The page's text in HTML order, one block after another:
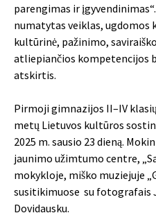
parengimas ir
numatytas veiklas, ugdomos
kultūrinė, pažinimo,
atliepiančios kompetencijos
atskirtis.
Pirmoji gimnazijos II–IV
metų Lietuvos kultūros
2025 m. sausio 23 dieną.
jaunimo užimtumo centre,
mokykloje, miško muziejuje
susitikimuose su fotografais
Dovidausku.